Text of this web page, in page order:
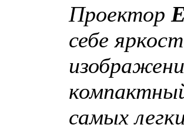
Проектор
себе
самых